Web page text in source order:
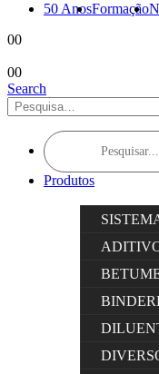
50 AnosFormação
00
00
Search
Products
search
Produtos